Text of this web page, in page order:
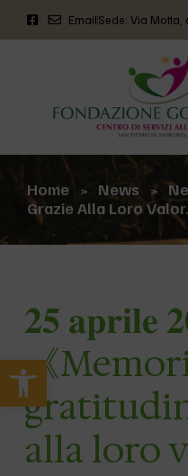
Apri la barra degli strumenti
EmailSede: Via Motta,
Home > News >
Grazie Alla Loro
𝟐𝟓 𝐚𝐩𝐫𝐢𝐥𝐞
《
alla loro